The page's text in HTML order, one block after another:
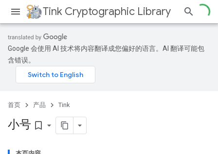
Tink Cryptographic Library
Google 会使用 AI 技术将内容翻译成您偏好的语言。AI 翻译可能包
含错误。
首页 产品 Tink
小号 bookmark_border